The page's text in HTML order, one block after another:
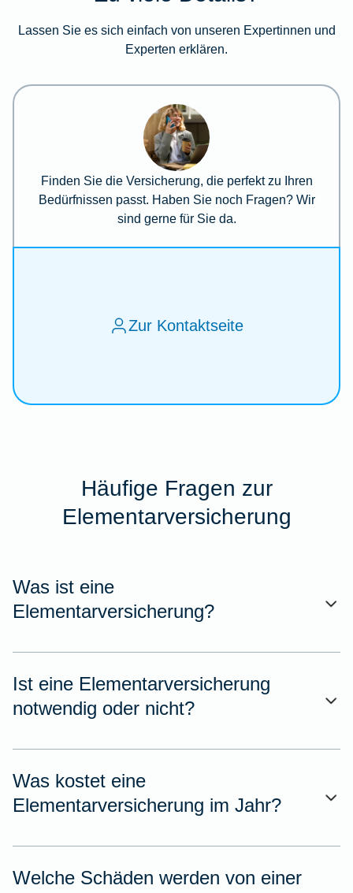
Lassen Sie es sich einfach von unseren Expertinnen und
Experten erklären.
Finden Sie die Versicherung, die perfekt zu Ihren
Bedürfnissen passt. Haben Sie noch Fragen? Wir
sind gerne für Sie da.
Zur Kontaktseite
Häufige Fragen zur
Elementarversicherung
Was ist eine
Elementarversicherung?
Ist eine Elementarversicherung
notwendig oder nicht?
Was kostet eine
Elementarversicherung im Jahr?
Welche Schäden werden von einer